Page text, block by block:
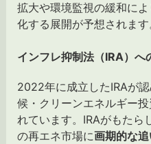
拡大や環境監視の緩和に
化する展開が予想されます
インフレ抑制法（IRA）へ
2022年に成立したIRAが
候・クリーンエネルギー
れています。IRAがもたら
の再エネ市場に画期的な